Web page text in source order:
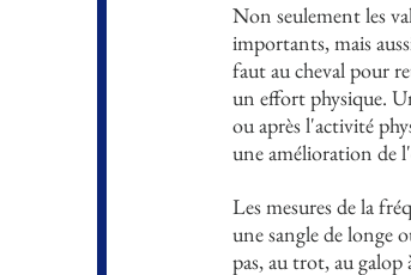
Non seulement les
importants, mais
faut au cheval pour
un effort physique.
ou après l'activité
une amélioration de
Les mesures de la
une sangle de longe
pas, au trot, au galop